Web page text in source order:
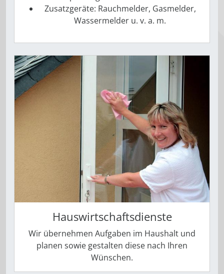
Zusatzgeräte: Rauchmelder, Gasmelder,
Wassermelder u. v. a. m.
Hauswirtschaftsdienste
Wir übernehmen Aufgaben im Haushalt und
planen sowie gestalten diese nach Ihren
Wünschen.